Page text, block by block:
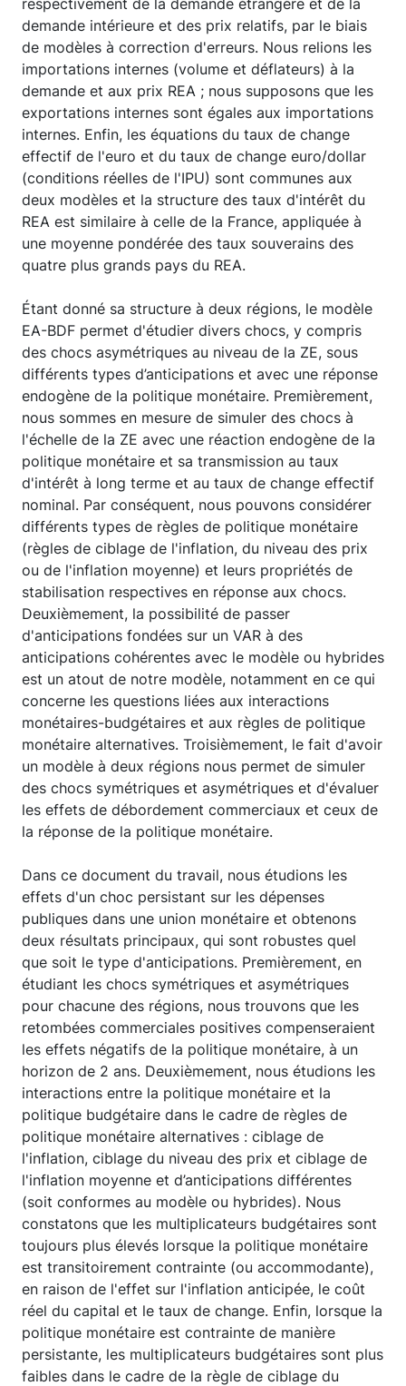
demande intérieure et des prix relatifs, par le biais
de modèles à correction d'erreurs. Nous relions les
importations internes (volume et déflateurs) à la
demande et aux prix REA ; nous supposons que les
exportations internes sont égales aux importations
internes. Enfin, les équations du taux de change
effectif de l'euro et du taux de change euro/dollar
(conditions réelles de l'IPU) sont communes aux
deux modèles et la structure des taux d'intérêt du
REA est similaire à celle de la France, appliquée à
une moyenne pondérée des taux souverains des
quatre plus grands pays du REA.
Étant donné sa structure à deux régions, le modèle
EA-BDF permet d'étudier divers chocs, y compris
des chocs asymétriques au niveau de la ZE, sous
différents types d’anticipations et avec une réponse
endogène de la politique monétaire. Premièrement,
nous sommes en mesure de simuler des chocs à
l'échelle de la ZE avec une réaction endogène de la
politique monétaire et sa transmission au taux
d'intérêt à long terme et au taux de change effectif
nominal. Par conséquent, nous pouvons considérer
différents types de règles de politique monétaire
(règles de ciblage de l'inflation, du niveau des prix
ou de l'inflation moyenne) et leurs propriétés de
stabilisation respectives en réponse aux chocs.
Deuxièmement, la possibilité de passer
d'anticipations fondées sur un VAR à des
anticipations cohérentes avec le modèle ou hybrides
est un atout de notre modèle, notamment en ce qui
concerne les questions liées aux interactions
monétaires-budgétaires et aux règles de politique
monétaire alternatives. Troisièmement, le fait d'avoir
un modèle à deux régions nous permet de simuler
des chocs symétriques et asymétriques et d'évaluer
les effets de débordement commerciaux et ceux de
la réponse de la politique monétaire.
Dans ce document du travail, nous étudions les
effets d'un choc persistant sur les dépenses
publiques dans une union monétaire et obtenons
deux résultats principaux, qui sont robustes quel
que soit le type d'anticipations. Premièrement, en
étudiant les chocs symétriques et asymétriques
pour chacune des régions, nous trouvons que les
retombées commerciales positives compenseraient
les effets négatifs de la politique monétaire, à un
horizon de 2 ans. Deuxièmement, nous étudions les
interactions entre la politique monétaire et la
politique budgétaire dans le cadre de règles de
politique monétaire alternatives : ciblage de
l'inflation, ciblage du niveau des prix et ciblage de
l'inflation moyenne et d’anticipations différentes
(soit conformes au modèle ou hybrides). Nous
constatons que les multiplicateurs budgétaires sont
toujours plus élevés lorsque la politique monétaire
est transitoirement contrainte (ou accommodante),
en raison de l'effet sur l'inflation anticipée, le coût
réel du capital et le taux de change. Enfin, lorsque la
politique monétaire est contrainte de manière
persistante, les multiplicateurs budgétaires sont plus
faibles dans le cadre de la règle de ciblage du